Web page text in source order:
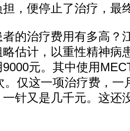
，便停止了治疗，最
治疗费用有多高？
估计，以重性精神病
元。其中使用
。仅这一项治疗费，一
针又是几千元。这还